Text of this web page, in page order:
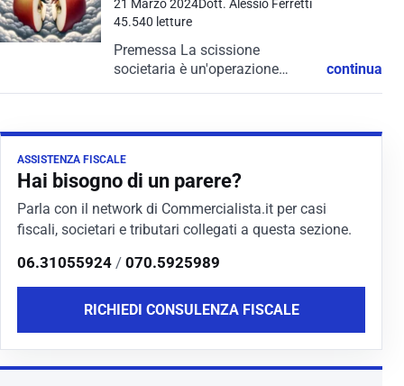
21 Marzo 2024Dott. Alessio Ferretti
45.540 letture
Premessa La scissione
societaria è un'operazione
Questo processo può essere...
continua
ASSISTENZA FISCALE
Hai bisogno di un parere?
Parla con il network di Commercialista.it per casi
fiscali, societari e tributari collegati a questa sezione.
06.31055924 / 070.5925989
RICHIEDI CONSULENZA FISCALE